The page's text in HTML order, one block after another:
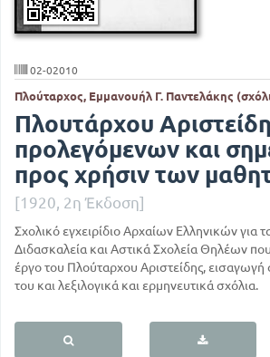
02-02010
Πλούταρχος, Εμμανουήλ Γ. Παντελάκης
Πλουτάρχου
προλεγόμενων και
προς χρήσιν των
[1920, 2η Έκδοση]
Σχολικό εγχειρίδιο Αρχαίων Ελληνικών για
Διδασκαλεία και Αστικά Σχολεία Θηλέων
έργο του Πλούταρχου Αριστείδης, εισαγωγή
του και λεξιλογικά και ερμηνευτικά σχόλια.